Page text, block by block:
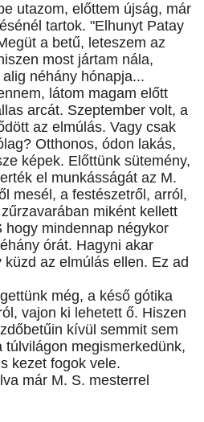
utazom, előttem újság, már
tartok. "Elhunyt Patay
a betű, leteszem az
most jártam nála,
néhány hónapja...
látom magam előtt
arcát. Szeptember volt, a
az elmúlás. Vagy csak
Otthonos, ódon lakás,
képek. Előttünk sütemény,
el munkásságát az M.
mesél, a festészetről, arról,
miként kellett
hogy mindennap négykor
órát. Hagyni akar
az elmúlás ellen. Ez ad
még, a késő gótika
vajon ki lehetett ő. Hiszen
kívül semmit sem
túlvilágon megismerkedünk,
kezet fogok vele.
már M. S. mesterrel